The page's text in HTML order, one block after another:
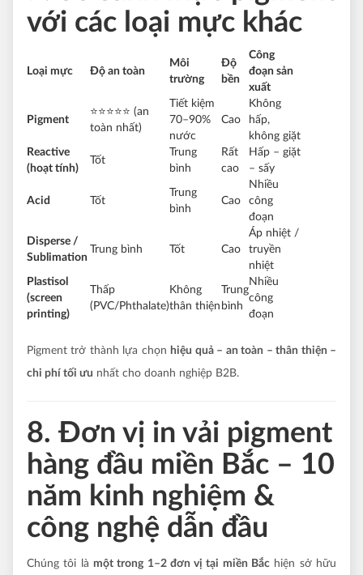
với các loại mực khác
Loại mực Độ an toàn
Môi
trường
Độ
bền
Công
đoạn sản
xuất
Pigment
⭐⭐⭐⭐⭐ (an
toàn nhất)
Tiết kiệm
70–90%
nước
Cao
Không
hấp,
không giặt
Reactive
(hoạt tính)
Tốt
Trung
bình
Rất
cao
Hấp – giặt
– sấy
Acid Tốt
Trung
bình
Cao
Nhiều
công
đoạn
Disperse /
Sublimation
Trung bình Tốt Cao
Áp nhiệt /
truyền
nhiệt
Plastisol
(screen
printing)
Thấp
(PVC/Phthalate)
Không
thân thiện
Trung
bình
Nhiều
công
đoạn
Pigment trở thành lựa chọn hiệu quả – an toàn – thân thiện –
chi phí tối ưu nhất cho doanh nghiệp B2B.
8. Đơn vị in vải pigment
hàng đầu miền Bắc – 10
năm kinh nghiệm &
công nghệ dẫn đầu
Chúng tôi là một trong 1–2 đơn vị tại miền Bắc hiện sở hữu